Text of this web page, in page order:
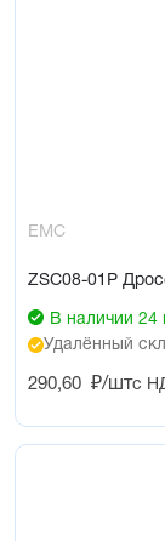
EMC
ZSC08-01P
В наличии 24
Удалённый
290,60 ₽/штс